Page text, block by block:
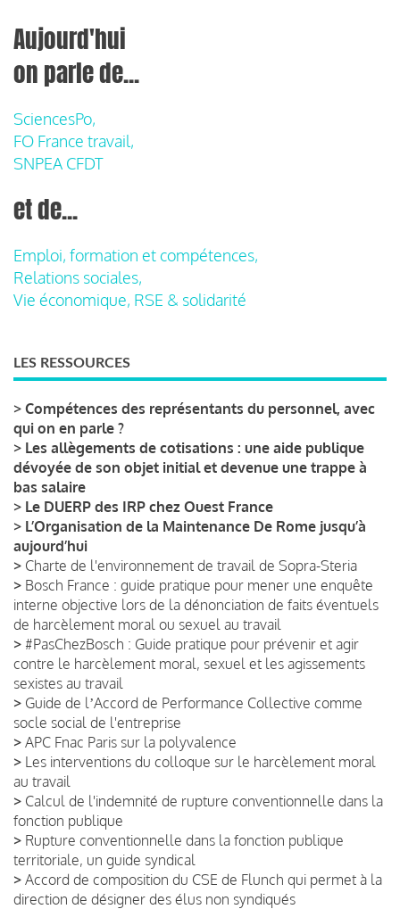
Aujourd'hui
on parle de...
SciencesPo,
FO France travail,
SNPEA CFDT
et de...
Emploi, formation et compétences,
Relations sociales,
Vie économique, RSE & solidarité
LES RESSOURCES
> Compétences des représentants du personnel, avec
qui on en parle ?
> Les allègements de cotisations : une aide publique
dévoyée de son objet initial et devenue une trappe à
bas salaire
> Le DUERP des IRP chez Ouest France
> L’Organisation de la Maintenance De Rome jusqu’à
aujourd’hui
> Charte de l'environnement de travail de Sopra-Steria
> Bosch France : guide pratique pour mener une enquête
interne objective lors de la dénonciation de faits éventuels
de harcèlement moral ou sexuel au travail
> #PasChezBosch : Guide pratique pour prévenir et agir
contre le harcèlement moral, sexuel et les agissements
sexistes au travail
> Guide de lʼAccord de Performance Collective comme
socle social de l'entreprise
> APC Fnac Paris sur la polyvalence
> Les interventions du colloque sur le harcèlement moral
au travail
> Calcul de l'indemnité de rupture conventionnelle dans la
fonction publique
> Rupture conventionnelle dans la fonction publique
territoriale, un guide syndical
> Accord de composition du CSE de Flunch qui permet à la
direction de désigner des élus non syndiqués